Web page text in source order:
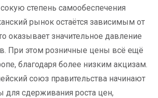
степень самообеспечения
рынок остаётся зависимым от
оказывает значительное давление
При этом розничные цены всё ещё
благодаря более низким акцизам.
союз правительства начинают
для сдерживания роста цен,